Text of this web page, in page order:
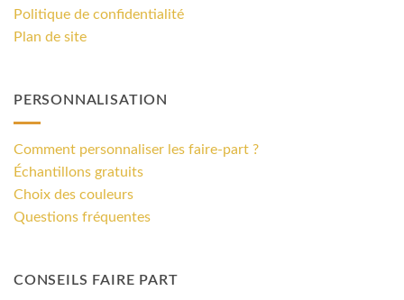
Politique de confidentialité
Plan de site
PERSONNALISATION
Comment personnaliser les faire-part ?
Échantillons gratuits
Choix des couleurs
Questions fréquentes
CONSEILS FAIRE PART